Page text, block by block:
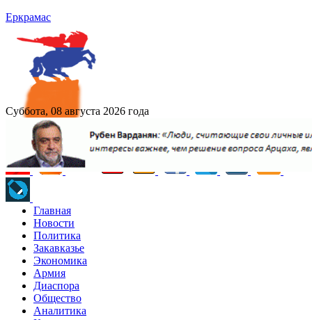
Еркрамас
Суббота, 08 августа 2026 года
Главная
Новости
Политика
Закавказье
Экономика
Армия
Диаспора
Общество
Аналитика